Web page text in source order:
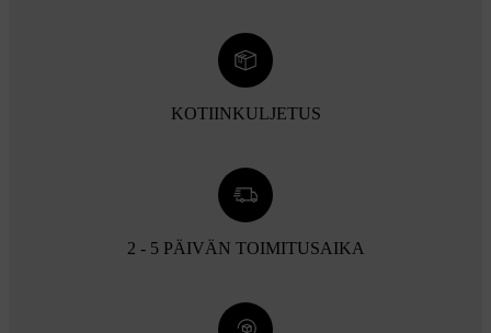
KOTIINKULJETUS
2 - 5 PÄIVÄN TOIMITUSAIKA